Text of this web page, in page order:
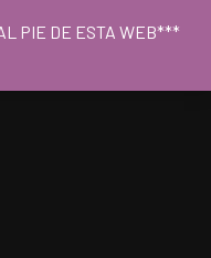
PIE DE ESTA WEB***